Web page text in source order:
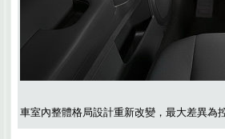
車室內整體格局設計重新改變，最大差異為